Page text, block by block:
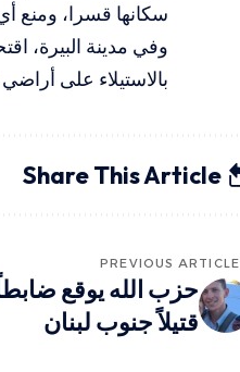
سكانها قسرا، ومنع
وفي مدينة البيرة،
بالاستيلاء على
Share This Article
PREVIOUS ARTICLE
حزب الله يوقع
قتيلاً جنوب لبنان